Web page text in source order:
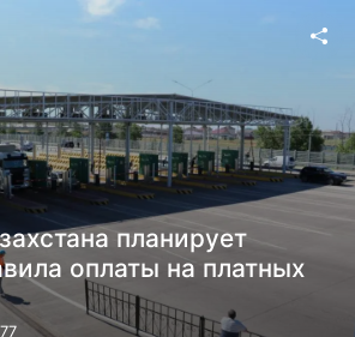
планирует
оплаты на платных